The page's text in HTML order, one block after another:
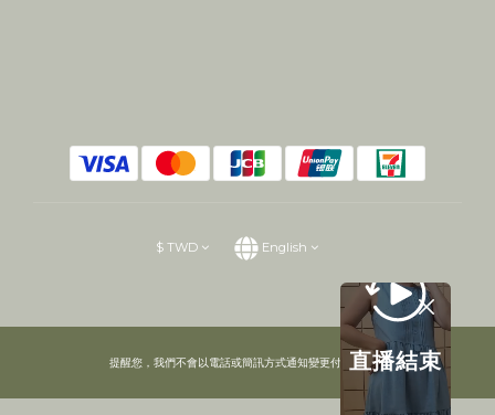
$ TWD English
提醒您，我們不會以電話或簡訊方式通知變更付款方式。直播結束